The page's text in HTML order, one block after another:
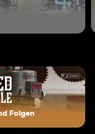
Folgen